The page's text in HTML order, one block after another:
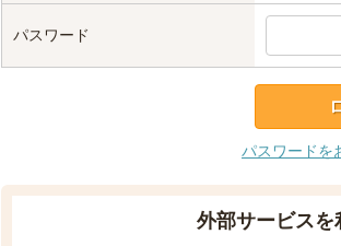
パスワード
パスワードを
外部サービスを